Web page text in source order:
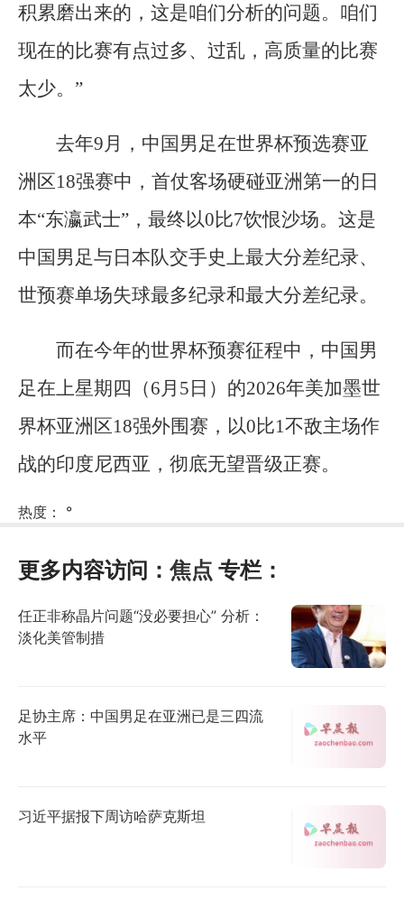
积累磨出来的，这是咱们分析的问题。咱们
现在的比赛有点过多、过乱，高质量的比赛
太少。”
去年9月，中国男足在世界杯预选赛亚
洲区18强赛中，首仗客场硬碰亚洲第一的日
本“东瀛武士”，最终以0比7饮恨沙场。这是
中国男足与日本队交手史上最大分差纪录、
世预赛单场失球最多纪录和最大分差纪录。
而在今年的世界杯预赛征程中，中国男
足在上星期四（6月5日）的2026年美加墨世
界杯亚洲区18强外围赛，以0比1不敌主场作
战的印度尼西亚，彻底无望晋级正赛。
热度： °
更多内容访问： 焦点 专栏：
任正非称晶片问题“没必要担心” 分析：
淡化美管制措
足协主席：中国男足在亚洲已是三四流
水平
习近平据报下周访哈萨克斯坦